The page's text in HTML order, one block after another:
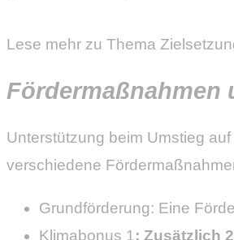
Lese mehr zu Thema
Fördermaßnahmen
Unterstützung beim Umstieg
verschiedene
Grundförderung: Eine
Klimabonus 1: Zusätzlich